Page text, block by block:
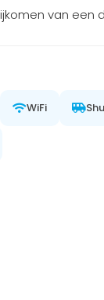
van een
WiFi